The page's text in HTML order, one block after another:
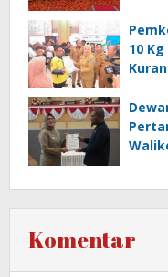
10
Komentar